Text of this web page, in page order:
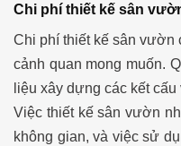
Chi phí thiết kế sân
Chi phí thiết kế sân vườn
cảnh quan mong muốn.
liệu xây dựng các kết
Việc thiết kế sân vườn
không gian, và việc sử